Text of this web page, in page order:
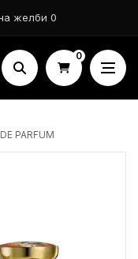
желби 0
0
PARFUM